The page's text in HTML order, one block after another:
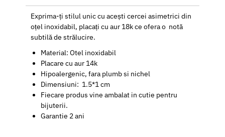
Exprima-ți stilul unic cu acești cercei asimetrici din
oțel inoxidabil, placați cu aur 18k ce ofera o notă
subtilă de strălucire.
Material: Otel inoxidabil
Placare cu aur 14k
Hipoalergenic, fara plumb si nichel
Dimensiuni: 1.5*1 cm
Fiecare produs vine ambalat in cutie pentru
bijuterii.
Garantie 2 ani